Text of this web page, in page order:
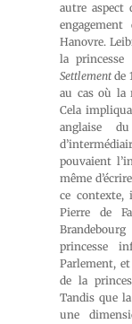
autre aspect
Hanovre.
la princesse
Settlement de
au cas où la
Cela
anglaise
pouvaient
même
ce
Pierre de
princesse
Parlement,
de la
Tandis que
une